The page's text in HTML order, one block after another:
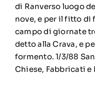
di Ranverso luogo
nove, e per il fitto di
campo di giornate
detto alla Crava, e
formento. 1/3/88
Chiese, Fabbricati e